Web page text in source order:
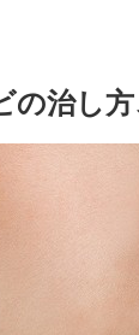
の治し